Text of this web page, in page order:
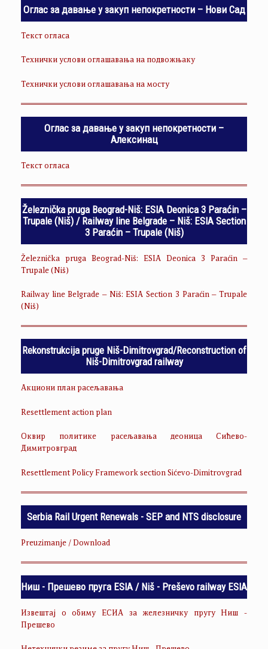
Оглас за давање у закуп непокретности – Нови Сад
Текст огласа
Технички услови оглашавања на подвожњаку
Технички услови оглашавања на мосту
Оглас за давање у закуп непокретности –
Алексинац
Текст огласа
Železnička pruga Beograd-Niš: ESIA Deonica 3 Paraćin –
Trupale (Niš) / Railway line Belgrade – Niš: ESIA Section
3 Paraćin – Trupale (Niš)
Železnička pruga Beograd-Niš: ESIA Deonica 3 Paraćin –
Trupale (Niš)
Railway line Belgrade – Niš: ESIA Section 3 Paraćin – Trupale
(Niš)
Rekonstrukcija pruge Niš-Dimitrovgrad/Reconstruction of
Niš-Dimitrovgrad railway
Акциони план расељавања
Resettlement action plan
Оквир политике расељавања деоница Сићево-
Димитровград
Resettlement Policy Framework section Sićevo-Dimitrovgrad
Serbia Rail Urgent Renewals - SEP and NTS disclosure
Preuzimanje / Download
Ниш - Прешево пруга ESIA / Niš - Preševo railway ESIA
Извештај о обиму ЕСИА за железничку пругу Ниш -
Прешево